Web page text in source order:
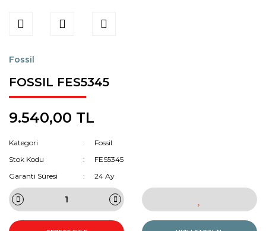
Fossil
FOSSIL FES5345
9.540,00 TL
Kategori
Fossil
Stok Kodu
FES5345
Garanti Süresi
24 Ay